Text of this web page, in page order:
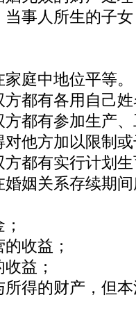
事人所生的子
中地位平等。
有各用自己姓
有参加生产、
他方加以限制
有实行计划生
关系存续期间
收益；
益；
得的财产，但本